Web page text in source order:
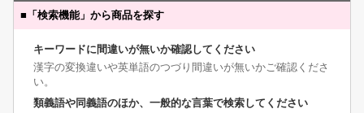
■ 「検索機能」から商品を探す
キーワードに間違いが無いか確認してください
漢字の変換違いや英単語のつづり間違いが無いかご確認くださ
い。
類義語や同義語のほか、一般的な言葉で検索してください